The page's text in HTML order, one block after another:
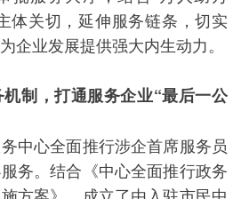
体关切，延伸服务链条，切实
企业发展提供强大内生动力。
制，打通服务企业“最后一公
心全面推行涉企首席服务员
务。结合《中心全面推行政务